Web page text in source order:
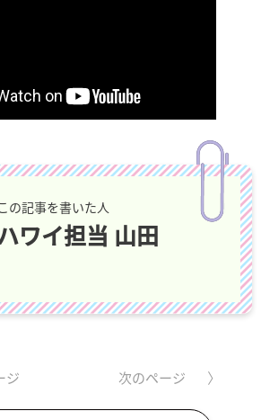
の記事を書いた人
ワイ担当 山田
ジ 次のページ